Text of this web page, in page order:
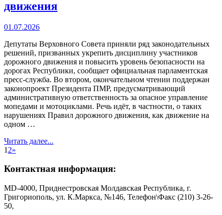
движения
01.07.2026
Депутаты Верховного Совета приняли ряд законодательных
решений, призванных укрепить дисциплину участников
дорожного движения и повысить уровень безопасности на
дорогах Республики, сообщает официальная парламентская
пресс-служба. Во втором, окончательном чтении поддержан
законопроект Президента ПМР, предусматривающий
административную ответственность за опасное управление
мопедами и мотоциклами. Речь идёт, в частности, о таких
нарушениях Правил дорожного движения, как движение на
одном …
Читать далее...
1 2»
Контактная информация:
MD-4000, Приднестровская Молдавская Республика, г.
Григориополь, ул. К.Маркса, №146, Телефон\Факс (210) 3-26-
50,